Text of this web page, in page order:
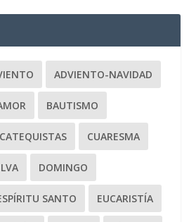
ADVIENTO-NAVIDAD
BAUTISMO
CATEQUISTAS CUARESMA
DOMINGO
SANTO EUCARISTÍA